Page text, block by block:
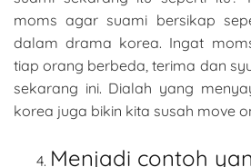
moms agar suami bersikap
dalam drama korea. Ingat
tiap orang berbeda, terima dan
sekarang ini. Dialah yang
korea juga bikin kita susah move
Menjadi contoh